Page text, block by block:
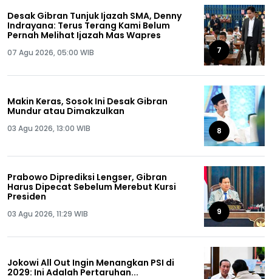
Desak Gibran Tunjuk Ijazah SMA, Denny
Indrayana: Terus Terang Kami Belum
Pernah Melihat Ijazah Mas Wapres
07 Agu 2026, 05:00 WIB 7
Makin Keras, Sosok Ini Desak Gibran
Mundur atau Dimakzulkan
03 Agu 2026, 13:00 WIB 8
Prabowo Diprediksi Lengser, Gibran
Harus Dipecat Sebelum Merebut Kursi
Presiden
03 Agu 2026, 11:29 WIB 9
Jokowi All Out Ingin Menangkan PSI di
2029: Ini Adalah Pertaruhan...